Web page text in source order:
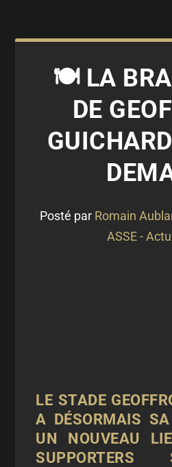
🍽️ LA
DE
Posté par Romain
ASSE -
LE STADE
A DÉSORMAIS
UN NOUVEAU
SUPPORTERS